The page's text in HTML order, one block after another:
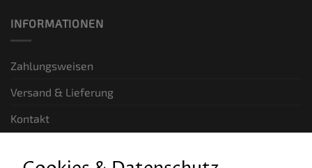
INFORMATIONEN
Zahlungsweisen
Versand & Lieferung
Kontakt